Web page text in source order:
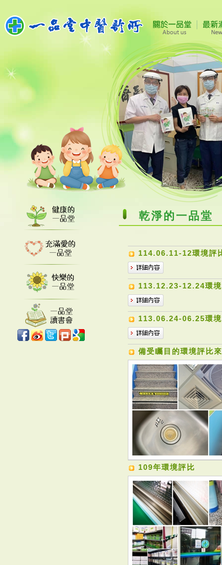
乾淨的一品堂
114.06.11-12環境評
113.12.23-12.24環
113.06.24-06.25環
備受矚目的環境評比
109年環境評比